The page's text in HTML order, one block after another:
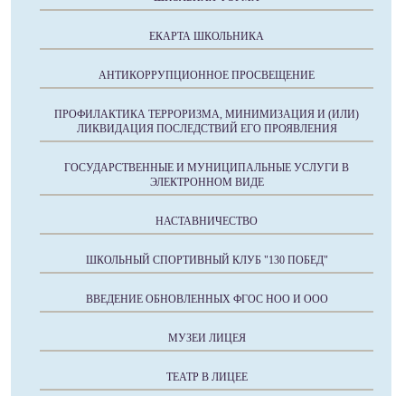
ЕКАРТА ШКОЛЬНИКА
АНТИКОРРУПЦИОННОЕ ПРОСВЕЩЕНИЕ
ПРОФИЛАКТИКА ТЕРРОРИЗМА, МИНИМИЗАЦИЯ И (ИЛИ)
ЛИКВИДАЦИЯ ПОСЛЕДСТВИЙ ЕГО ПРОЯВЛЕНИЯ
ГОСУДАРСТВЕННЫЕ И МУНИЦИПАЛЬНЫЕ УСЛУГИ В
ЭЛЕКТРОННОМ ВИДЕ
НАСТАВНИЧЕСТВО
ШКОЛЬНЫЙ СПОРТИВНЫЙ КЛУБ "130 ПОБЕД"
ВВЕДЕНИЕ ОБНОВЛЕННЫХ ФГОС НОО И ООО
МУЗЕИ ЛИЦЕЯ
ТЕАТР В ЛИЦЕЕ